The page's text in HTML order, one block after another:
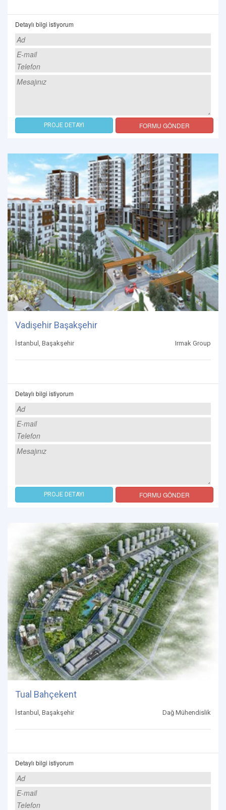
Detaylı bilgi istiyorum
PROJE DETAYI FORMU GÖNDER
Vadişehir Başakşehir
İstanbul, Başakşehir Irmak Group
Detaylı bilgi istiyorum
PROJE DETAYI FORMU GÖNDER
Tual Bahçekent
İstanbul, Başakşehir Dağ Mühendislik
Detaylı bilgi istiyorum